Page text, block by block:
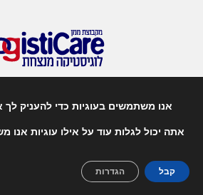
עמוד הבית
אודות
אנו משתמשים בעוגיות כדי להעניק לך
אתה יכול לגלות עוד על אילו עוגיות אנו
קבל הגדרות